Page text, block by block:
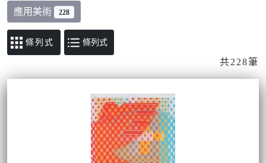
應用美術 228
條列式
共228筆